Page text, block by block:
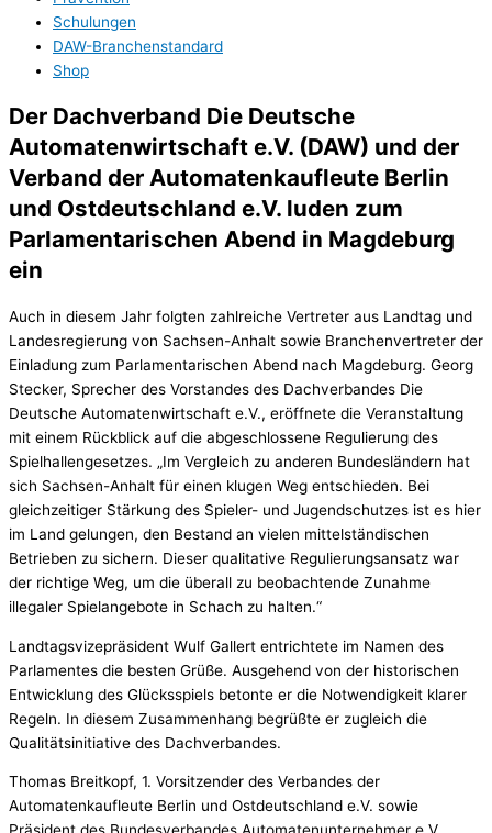
Schulungen
DAW-Branchenstandard
Shop
Der Dachverband Die Deutsche
Automatenwirtschaft e.V. (DAW) und der
Verband der Automatenkaufleute Berlin
und Ostdeutschland e.V. luden zum
Parlamentarischen Abend in Magdeburg
ein
Auch in diesem Jahr folgten zahlreiche Vertreter aus Landtag und
Landesregierung von Sachsen-Anhalt sowie Branchenvertreter der
Einladung zum Parlamentarischen Abend nach Magdeburg. Georg
Stecker, Sprecher des Vorstandes des Dachverbandes Die
Deutsche Automatenwirtschaft e.V., eröffnete die Veranstaltung
mit einem Rückblick auf die abgeschlossene Regulierung des
Spielhallengesetzes. „Im Vergleich zu anderen Bundesländern hat
sich Sachsen-Anhalt für einen klugen Weg entschieden. Bei
gleichzeitiger Stärkung des Spieler- und Jugendschutzes ist es hier
im Land gelungen, den Bestand an vielen mittelständischen
Betrieben zu sichern. Dieser qualitative Regulierungsansatz war
der richtige Weg, um die überall zu beobachtende Zunahme
illegaler Spielangebote in Schach zu halten.“
Landtagsvizepräsident Wulf Gallert entrichtete im Namen des
Parlamentes die besten Grüße. Ausgehend von der historischen
Entwicklung des Glücksspiels betonte er die Notwendigkeit klarer
Regeln. In diesem Zusammenhang begrüßte er zugleich die
Qualitätsinitiative des Dachverbandes.
Thomas Breitkopf, 1. Vorsitzender des Verbandes der
Automatenkaufleute Berlin und Ostdeutschland e.V. sowie